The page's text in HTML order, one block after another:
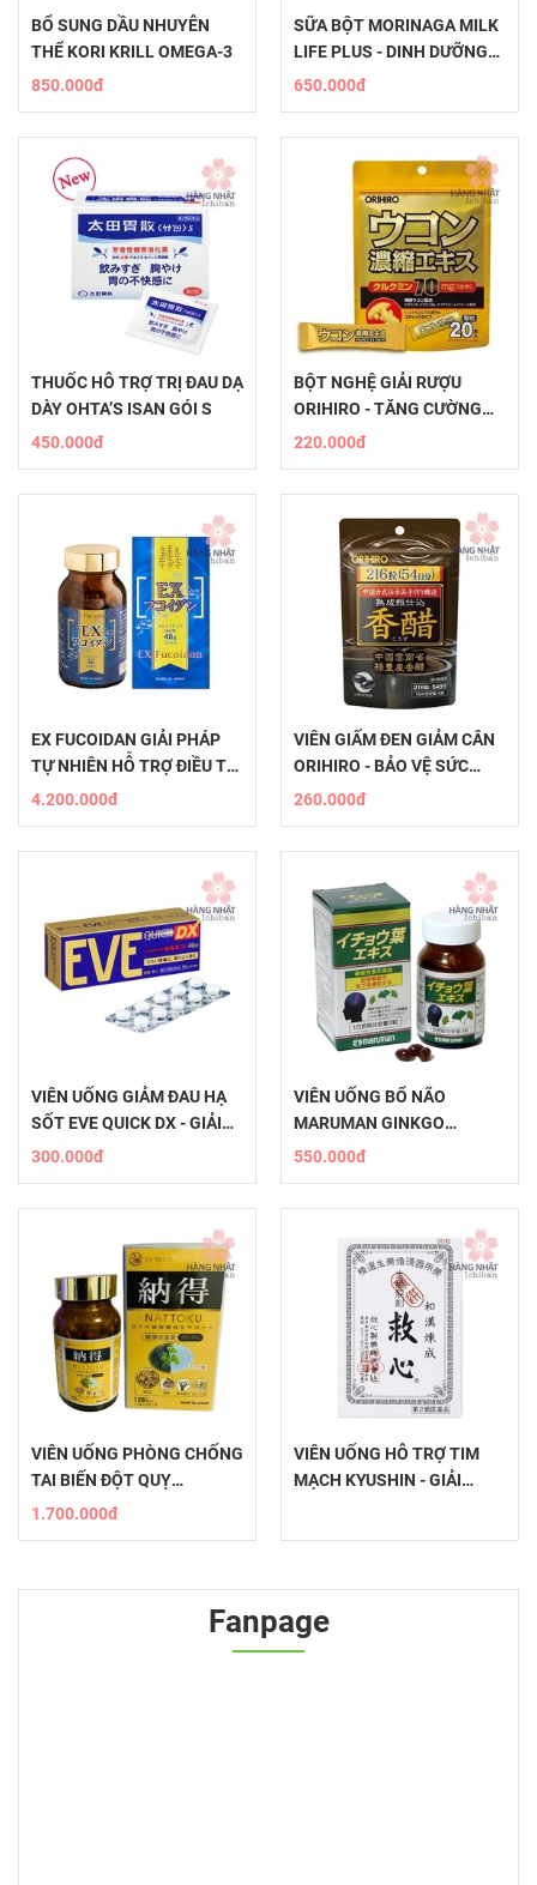
BỔ SUNG DẦU NHUYỄN
THỂ KORI KRILL OMEGA-3
850.000đ
SỮA BỘT MORINAGA MILK
LIFE PLUS - DINH DƯỠNG
TOÀN DIỆN CHO NGƯỜI
650.000đ
THUỐC HỖ TRỢ TRỊ ĐAU DẠ
DÀY OHTA’S ISAN GÓI S
450.000đ
BỘT NGHỆ GIẢI RƯỢU
ORIHIRO - TĂNG CƯỜNG
SỨC KHỎE, TINH THẦN
220.000đ
EX FUCOIDAN GIẢI PHÁP
TỰ NHIÊN HỖ TRỢ ĐIỀU TRỊ
VÀ PHÒNG NGỪA UNG THƯ
4.200.000đ
VIÊN GIẤM ĐEN GIẢM CÂN
ORIHIRO - BẢO VỆ SỨC
KHỎE, DUY TRÌ VẺ ĐẸP
260.000đ
VIÊN UỐNG GIẢM ĐAU HẠ
SỐT EVE QUICK DX - GIẢI
PHÁP NHANH CHÓNG
300.000đ
​​VIÊN UỐNG BỔ NÃO
MARUMAN GINKGO
BILOBA - TĂNG CƯỜNG TRÍ
550.000đ
VIÊN UỐNG PHÒNG CHỐNG
TAI BIẾN ĐỘT QUỴ
NATTOKU
1.700.000đ
VIÊN UỐNG HỖ TRỢ TIM
MẠCH KYUSHIN - GIẢI
Fanpage